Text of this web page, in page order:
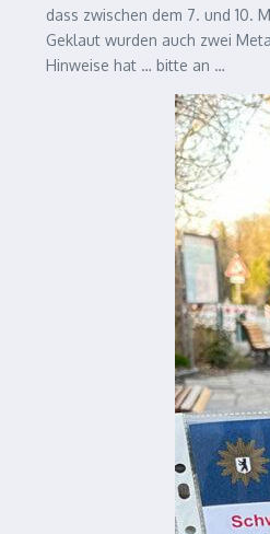
dass zwischen dem 7. und 10.
Geklaut wurden auch zwei
Hinweise hat … bitte an …